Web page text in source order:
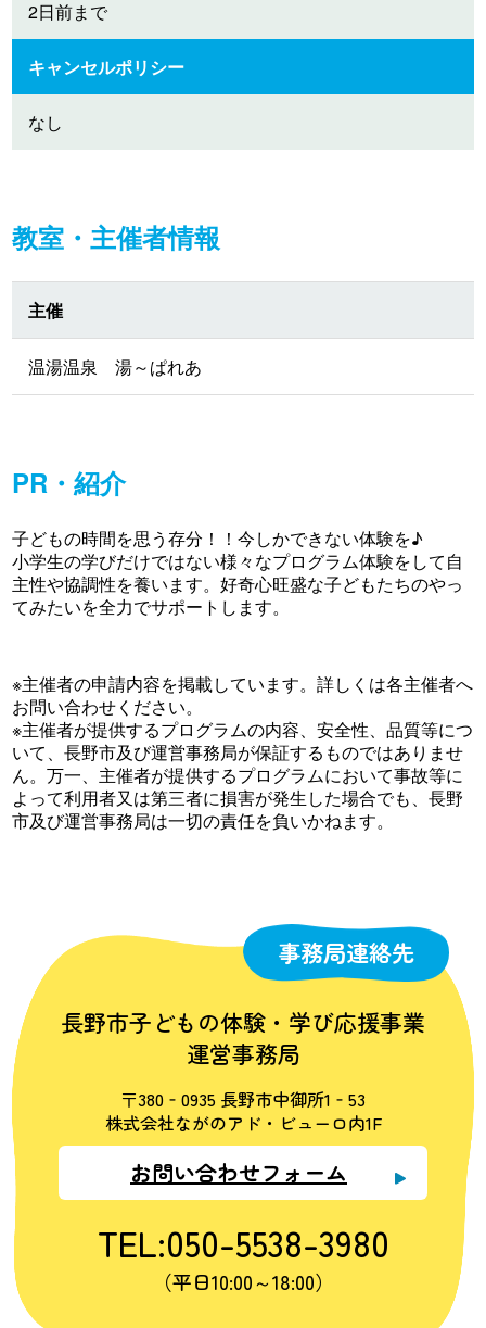
2日前まで
キャンセルポリシー
なし
教室・主催者情報
主催
温湯温泉 湯～ぱれあ
PR・紹介
子どもの時間を思う存分！！今しかできない体験を♪
小学生の学びだけではない様々なプログラム体験をして自
主性や協調性を養います。好奇心旺盛な子どもたちのやっ
てみたいを全力でサポートします。
※主催者の申請内容を掲載しています。詳しくは各主催者へ
お問い合わせください。
※主催者が提供するプログラムの内容、安全性、品質等につ
いて、長野市及び運営事務局が保証するものではありませ
ん。万一、主催者が提供するプログラムにおいて事故等に
よって利用者又は第三者に損害が発生した場合でも、長野
市及び運営事務局は一切の責任を負いかねます。
事務局連絡先
長野市子どもの体験・学び応援事業
運営事務局
〒380‐0935 長野市中御所1‐53
株式会社ながのアド・ビューロ内1F
お問い合わせフォーム
TEL:050-5538-3980
（平日10:00～18:00）